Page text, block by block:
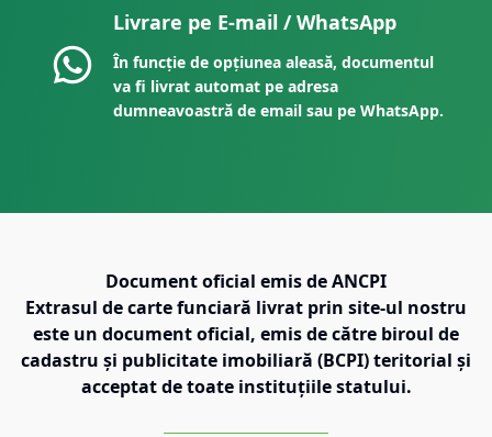
Livrare pe E-mail / WhatsApp
În funcție de opțiunea aleasă, documentul
va fi livrat automat pe adresa
dumneavoastră de email sau pe WhatsApp.
Document oficial emis de ANCPI
Extrasul de carte funciară livrat prin site-ul nostru
este un document oficial, emis de către biroul de
cadastru și publicitate imobiliară (BCPI) teritorial și
acceptat de toate instituțiile statului.